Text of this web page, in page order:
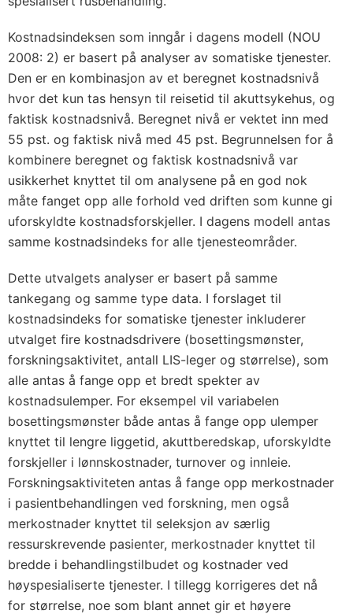
Kostnadsindeksen som inngår i dagens modell (NOU
2008: 2) er basert på analyser av somatiske tjenester.
Den er en kombinasjon av et beregnet kostnadsnivå
hvor det kun tas hensyn til reisetid til akuttsykehus, og
faktisk kostnadsnivå. Beregnet nivå er vektet inn med
55 pst. og faktisk nivå med 45 pst. Begrunnelsen for å
kombinere beregnet og faktisk kostnadsnivå var
usikkerhet knyttet til om analysene på en god nok
måte fanget opp alle forhold ved driften som kunne gi
uforskyldte kostnadsforskjeller. I dagens modell antas
samme kostnadsindeks for alle tjenesteområder.
Dette utvalgets analyser er basert på samme
tankegang og samme type data. I forslaget til
kostnadsindeks for somatiske tjenester inkluderer
utvalget fire kostnadsdrivere (bosettingsmønster,
forskningsaktivitet, antall LIS-leger og størrelse), som
alle antas å fange opp et bredt spekter av
kostnadsulemper. For eksempel vil variabelen
bosettingsmønster både antas å fange opp ulemper
knyttet til lengre liggetid, akuttberedskap, uforskyldte
forskjeller i lønnskostnader, turnover og innleie.
Forskningsaktiviteten antas å fange opp merkostnader
i pasientbehandlingen ved forskning, men også
merkostnader knyttet til seleksjon av særlig
ressurskrevende pasienter, merkostnader knyttet til
bredde i behandlingstilbudet og kostnader ved
høyspesialiserte tjenester. I tillegg korrigeres det nå
for størrelse, noe som blant annet gir et høyere